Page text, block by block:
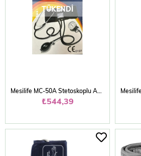
TÜKENDI
₺544,39